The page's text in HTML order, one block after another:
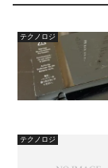
テクノロジ
テクノロジ